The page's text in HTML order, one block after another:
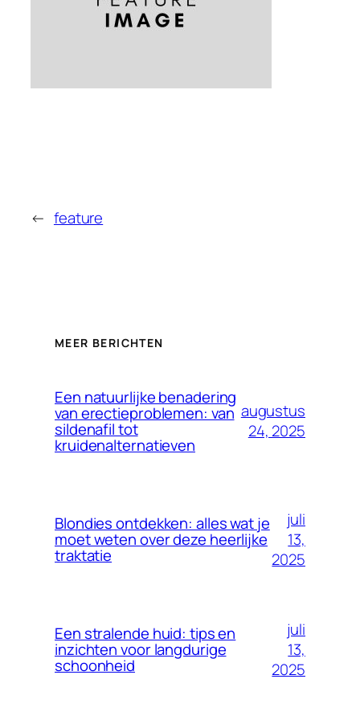
← feature
MEER BERICHTEN
Een natuurlijke benadering
van erectieproblemen: van
sildenafil tot
kruidenalternatieven
augustus
24, 2025
Blondies ontdekken: alles wat je
moet weten over deze heerlijke
traktatie
juli
13,
2025
Een stralende huid: tips en
inzichten voor langdurige
schoonheid
juli
13,
2025